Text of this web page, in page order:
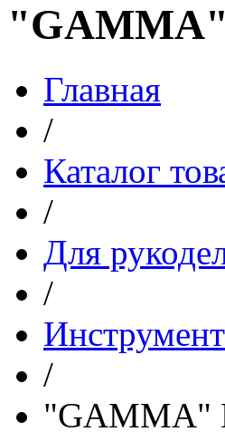
"GAMMA"
Главная
/
Каталог
/
Для
/
/
"GAMMA"